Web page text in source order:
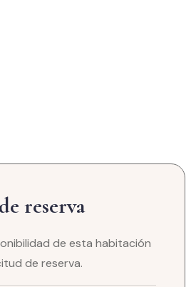
reserva
de esta habitación
de reserva.